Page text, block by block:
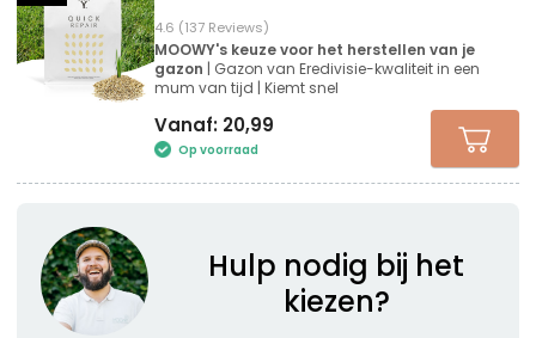
4.6 (137 Reviews)
MOOWY's keuze voor het herstellen van je
gazon | Gazon van Eredivisie-kwaliteit in een
mum van tijd | Kiemt snel
Vanaf: 20,99
Op voorraad
Hulp nodig bij het
kiezen?